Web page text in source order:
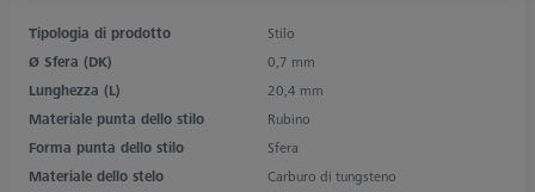
Tipologia di prodotto
Stilo
Ø Sfera (DK)
0,7 mm
Lunghezza (L)
20,4 mm
Materiale punta dello stilo
Rubino
Forma punta dello stilo
Sfera
Materiale dello stelo
Carburo di tungsteno